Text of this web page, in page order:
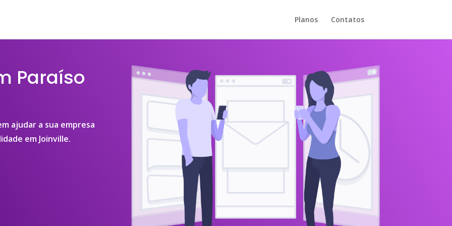
Planos Contatos
Paraíso
ajudar a sua empresa
em Joinville.